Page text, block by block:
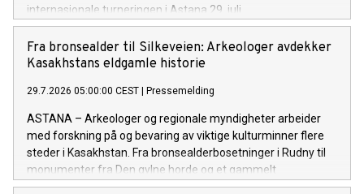
internasjonale turneringen i Astana 29. juli.
Fra bronsealder til Silkeveien: Arkeologer avdekker
Kasakhstans eldgamle historie
29.7.2026 05:00:00 CEST Pressemelding
ASTANA – Arkeologer og regionale myndigheter arbeider
med forskning på og bevaring av viktige kulturminner flere
steder i Kasakhstan. Fra bronsealderbosetninger i Rudny til
monumenter fra Den gylne horde og et gammelt
handelsknutepunkt ved Det kaspiske hav, gir arbeidet ny